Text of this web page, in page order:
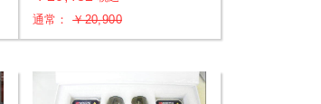
通常：￥20,900